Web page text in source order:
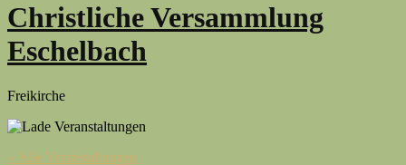
Christliche Versammlung
Eschelbach
Freikirche
« Alle Veranstaltungen